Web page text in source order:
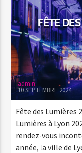
Hit’s Pop
Hit’s Play Urban
FÊTE
admin
10 SEPTEMBRE 2024
Fête des Lumières
Lumières à Lyon
rendez-vous
année, la ville de